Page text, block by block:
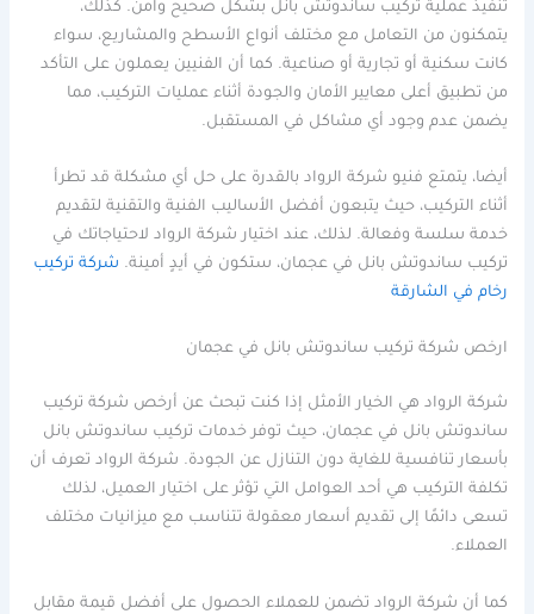
تنفيذ عملية تركيب ساندوتش بانل بشكل صحيح وآمن. كذلك،
يتمكنون من التعامل مع مختلف أنواع الأسطح والمشاريع، سواء
كانت سكنية أو تجارية أو صناعية. كما أن الفنيين يعملون على التأكد
من تطبيق أعلى معايير الأمان والجودة أثناء عمليات التركيب، مما
يضمن عدم وجود أي مشاكل في المستقبل.
أيضا، يتمتع فنيو شركة الرواد بالقدرة على حل أي مشكلة قد تطرأ
أثناء التركيب، حيث يتبعون أفضل الأساليب الفنية والتقنية لتقديم
خدمة سلسة وفعالة. لذلك، عند اختيار شركة الرواد لاحتياجاتك في
تركيب ساندوتش بانل في عجمان، ستكون في أيدٍ أمينة. شركة تركيب
رخام في الشارقة
ارخص شركة تركيب ساندوتش بانل في عجمان
شركة الرواد هي الخيار الأمثل إذا كنت تبحث عن أرخص شركة تركيب
ساندوتش بانل في عجمان، حيث توفر خدمات تركيب ساندوتش بانل
بأسعار تنافسية للغاية دون التنازل عن الجودة. شركة الرواد تعرف أن
تكلفة التركيب هي أحد العوامل التي تؤثر على اختيار العميل، لذلك
تسعى دائمًا إلى تقديم أسعار معقولة تتناسب مع ميزانيات مختلف
العملاء.
كما أن شركة الرواد تضمن للعملاء الحصول على أفضل قيمة مقابل